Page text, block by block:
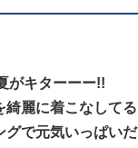
がキターーー!!
綺麗に着こなして
で元気いっぱいだ